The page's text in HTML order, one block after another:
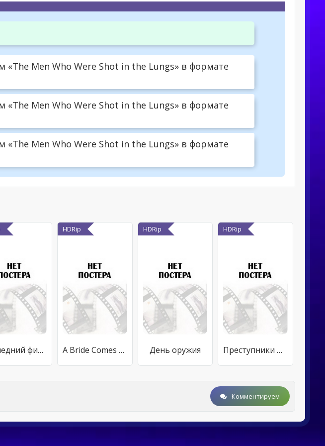
«The Men Who Were Shot in the Lungs» в формате
«The Men Who Were Shot in the Lungs» в формате
«The Men Who Were Shot in the Lungs» в формате
Последний фильм
HDRip
A Bride Comes to Yellow Sky
HDRip
День оружия
HDRip
Преступники Патагонии
Комментируем